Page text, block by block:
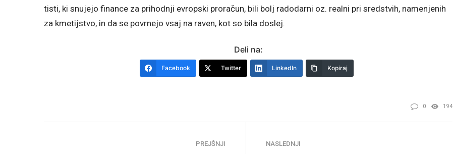
tisti, ki snujejo finance za prihodnji evropski proračun, bili bolj radodarni oz. realni pri sredstvih, namenjenih
za kmetijstvo, in da se povrnejo vsaj na raven, kot so bila doslej.
Deli na:
Facebook Twitter LinkedIn Kopiraj
0 194
PREJŠNJI NASLEDNJI